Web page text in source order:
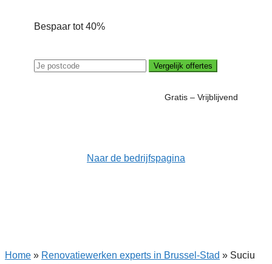
Bespaar tot 40%
Vergelijk offertes
Gratis – Vrijblijvend
Naar de bedrijfspagina
Home » Renovatiewerken experts in Brussel-Stad » Suciu